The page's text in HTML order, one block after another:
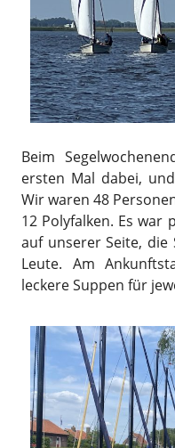
Beim
ersten Mal dabei,
Wir waren 48
12 Polyfalken. Es
auf unserer Seite,
Leute. Am
leckere Suppen für